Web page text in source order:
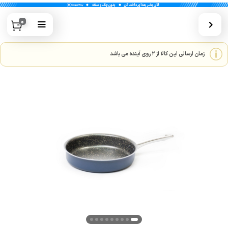
0
زمان ارسالی این کالا از 2 روی آینده می باشد